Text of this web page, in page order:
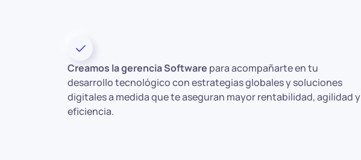
Creamos la gerencia Software para acompañarte en tu
desarrollo tecnológico con estrategias globales y soluciones
digitales a medida que te aseguran mayor rentabilidad, agilidad y
eficiencia.